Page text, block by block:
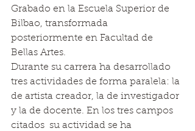
Grabado en la Escuela Superior de
Bilbao, transformada
posteriormente en Facultad de
Bellas Artes.
Durante su carrera ha desarrollado
tres actividades de forma paralela: la
de artista creador, la de investigador
y la de docente. En los tres campos
citados  su actividad se ha